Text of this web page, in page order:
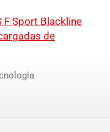
F Sport Blackline
de